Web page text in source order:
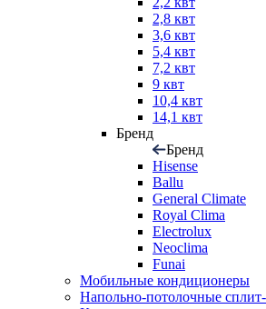
2,8 квт
3,6 квт
5,4 квт
7,2 квт
9 квт
10,4 квт
14,1 квт
Бренд
Бренд
Hisense
Ballu
General Climate
Royal Clima
Electrolux
Neoclima
Funai
Мобильные кондиционеры
Напольно-потолоч​ные